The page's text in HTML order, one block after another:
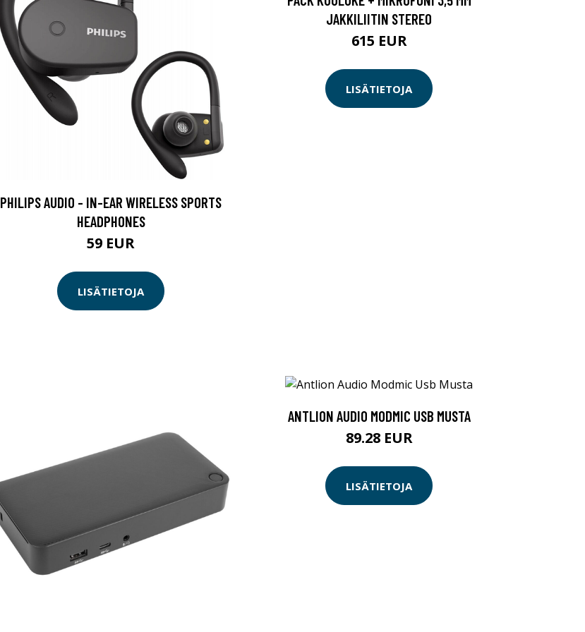
PHILIPS AUDIO - IN-EAR WIRELESS SPORTS
HEADPHONES
59 EUR
LISÄTIETOJA
JAKKILIITIN STEREO
615 EUR
LISÄTIETOJA
ANTLION AUDIO MODMIC USB MUSTA
89.28 EUR
LISÄTIETOJA